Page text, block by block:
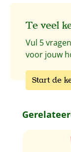
Te veel
Vul 5
voor jouw
Start de